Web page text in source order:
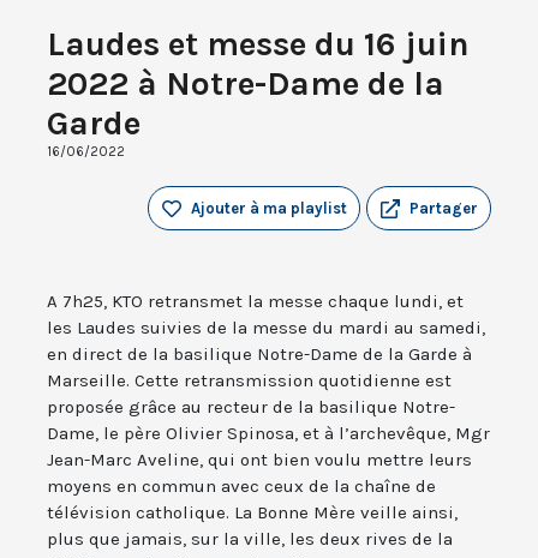
Laudes et messe du 16 juin
2022 à Notre-Dame de la
Garde
16/06/2022
Partager
Ajouter à ma playlist
A 7h25, KTO retransmet la messe chaque lundi, et
les Laudes suivies de la messe du mardi au samedi,
en direct de la basilique Notre-Dame de la Garde à
Marseille. Cette retransmission quotidienne est
proposée grâce au recteur de la basilique Notre-
Dame, le père Olivier Spinosa, et à l’archevêque, Mgr
Jean-Marc Aveline, qui ont bien voulu mettre leurs
moyens en commun avec ceux de la chaîne de
télévision catholique. La Bonne Mère veille ainsi,
plus que jamais, sur la ville, les deux rives de la